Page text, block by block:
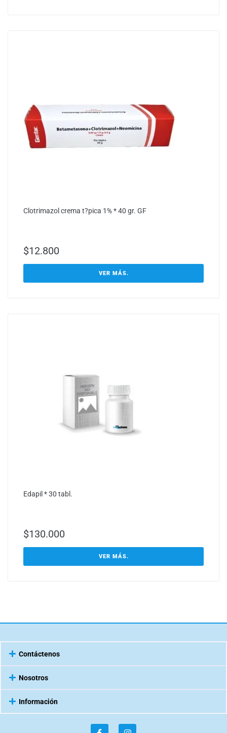
Clotrimazol crema t?pica 1% * 40 gr. GF
$12.800
VER MÁS.
Edapil * 30 tabl.
$130.000
VER MÁS.
Contáctenos
Nosotros
Información